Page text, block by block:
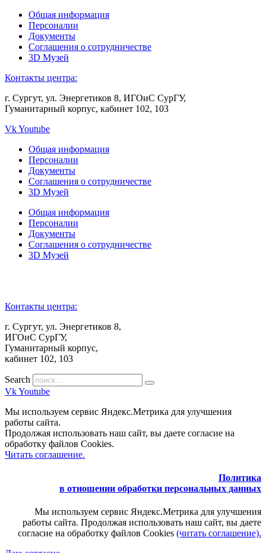
Общая информация
Персоналии
Документы
Соглашения о сотрудничестве
3D Музей
Контакты центра:
г. Сургут, ул. Энергетиков 8, ИГОиС СурГУ,
Гуманитарный корпус, кабинет 102, 103
VkYoutube
Общая информация
Персоналии
Документы
Соглашения о сотрудничестве
3D Музей
Общая информация
Персоналии
Документы
Соглашения о сотрудничестве
3D Музей
Контакты центра:
г. Сургут, ул. Энергетиков 8,
ИГОиС СурГУ,
Гуманитарный корпус,
кабинет 102, 103
Search
VkYoutube
Мы используем сервис Яндекс.Метрика для улучшения
работы сайта.
Продолжая использовать наш сайт, вы даете согласие на
обработку файлов Cookies.
Читать соглашение.
Политика
в отношении обработки персональных данных
Мы используем сервис Яндекс.Метрика для улучшения
работы сайта. Продолжая использовать наш сайт, вы даете
согласие на обработку файлов Cookies (читать соглашение).